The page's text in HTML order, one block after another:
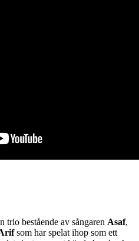
trio bestående av sångaren Asaf,
som har spelat ihop som ett